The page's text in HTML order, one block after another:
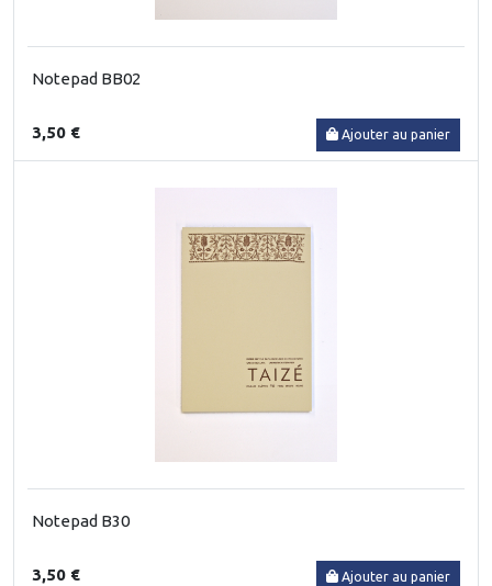
Notepad BB02
3,50 € Ajouter au panier
Notepad B30
3,50 € Ajouter au panier